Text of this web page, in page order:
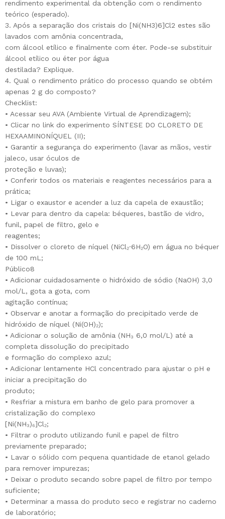
rendimento experimental da obtenção com o rendimento
teórico (esperado).
3. Após a separação dos cristais do [Ni(NH3)6]Cl2 estes são
lavados com amônia concentrada,
com álcool etílico e finalmente com éter. Pode-se substituir
álcool etílico ou éter por água
destilada? Explique.
4. Qual o rendimento prático do processo quando se obtém
apenas 2 g do composto?
Checklist:
• Acessar seu AVA (Ambiente Virtual de Aprendizagem);
• Clicar no link do experimento SÍNTESE DO CLORETO DE
HEXAAMINONÍQUEL (II);
• Garantir a segurança do experimento (lavar as mãos, vestir
jaleco, usar óculos de
proteção e luvas);
• Conferir todos os materiais e reagentes necessários para a
prática;
• Ligar o exaustor e acender a luz da capela de exaustão;
• Levar para dentro da capela: béqueres, bastão de vidro,
funil, papel de filtro, gelo e
reagentes;
• Dissolver o cloreto de níquel (NiCl₂·6H₂O) em água no béquer
de 100 mL;
Público8
• Adicionar cuidadosamente o hidróxido de sódio (NaOH) 3,0
mol/L, gota a gota, com
agitação contínua;
• Observar e anotar a formação do precipitado verde de
hidróxido de níquel (Ni(OH)₂);
• Adicionar o solução de amônia (NH₃ 6,0 mol/L) até a
completa dissolução do precipitado
e formação do complexo azul;
• Adicionar lentamente HCl concentrado para ajustar o pH e
iniciar a precipitação do
produto;
• Resfriar a mistura em banho de gelo para promover a
cristalização do complexo
[Ni(NH₃)₆]Cl₂;
• Filtrar o produto utilizando funil e papel de filtro
previamente preparado;
• Lavar o sólido com pequena quantidade de etanol gelado
para remover impurezas;
• Deixar o produto secando sobre papel de filtro por tempo
suficiente;
• Determinar a massa do produto seco e registrar no caderno
de laboratório;